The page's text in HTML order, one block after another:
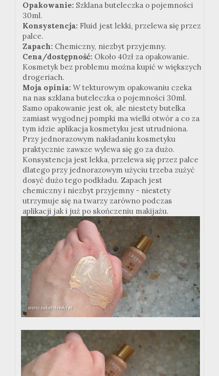
Opakowanie: Szklana buteleczka o pojemności
30ml.
Konsystencja: Fluid jest lekki, przelewa się przez
palce.
Zapach: Chemiczny, niezbyt przyjemny.
Cena/dostępność: Około 40zł za opakowanie.
Kosmetyk bez problemu można kupić w większych
drogeriach.
Moja opinia: W tekturowym opakowaniu czeka
na nas szklana buteleczka o pojemności 30ml.
Samo opakowanie jest ok, ale niestety butelka
zamiast wygodnej pompki ma wielki otwór a co za
tym idzie aplikacja kosmetyku jest utrudniona.
Przy jednorazowym nakładaniu kosmetyku
praktycznie zawsze wylewa się go za dużo.
Konsystencja jest lekka, przelewa się przez palce
dlatego przy jednorazowym użyciu trzeba zużyć
dosyć dużo tego podkładu. Zapach jest
chemiczny i niezbyt przyjemny - niestety
utrzymuje się na twarzy zarówno podczas
aplikacji jak i już po skończeniu makijażu.